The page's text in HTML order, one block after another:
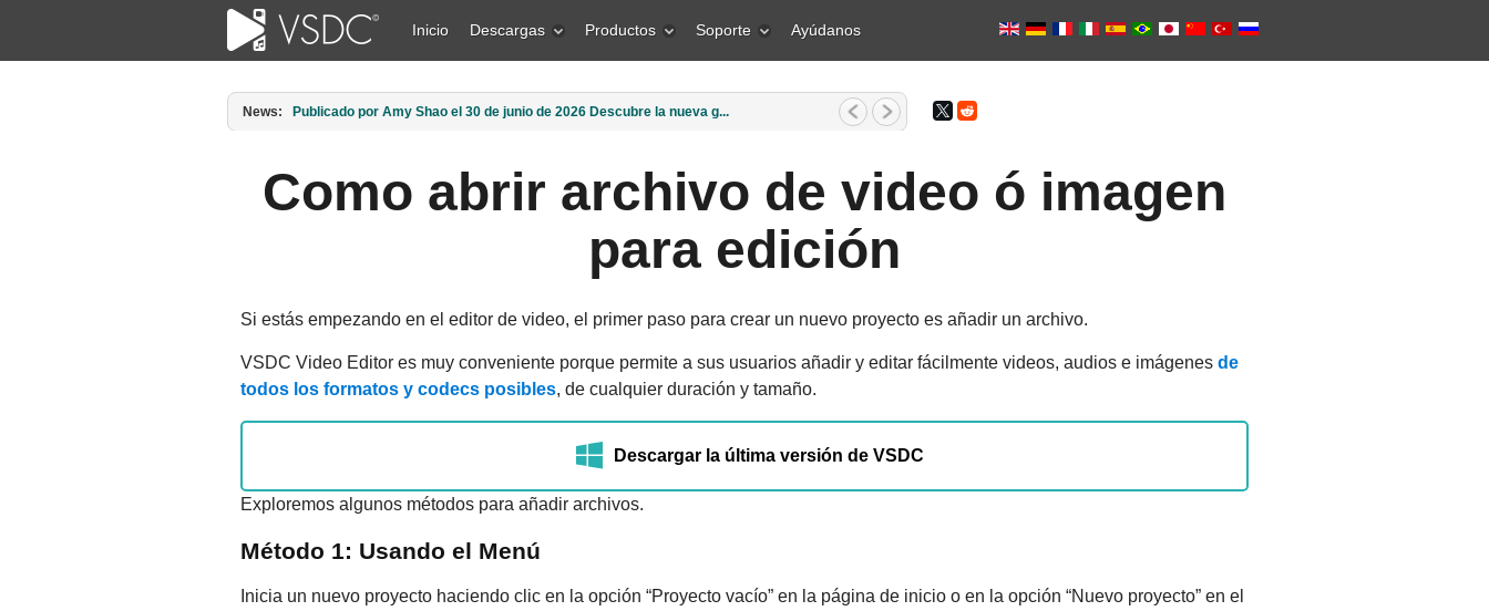
Inicio Descargas Productos Soporte Ayúdanos
News: Publicado por Amy Shao el 11 de marzo de 2026 ¿Cuál es el mejor r...
Como abrir archivo de video ó imagen
para edición
Si estás empezando en el editor de video, el primer paso para crear un nuevo proyecto es añadir un archivo.
VSDC Video Editor es muy conveniente porque permite a sus usuarios añadir y editar fácilmente videos, audios e imágenes de
todos los formatos y codecs posibles, de cualquier duración y tamaño.
Descargar la última versión de VSDC
Exploremos algunos métodos para añadir archivos.
Método 1: Usando el Menú
Inicia un nuevo proyecto haciendo clic en la opción “Proyecto vacío” en la página de inicio o en la opción “Nuevo proyecto” en el